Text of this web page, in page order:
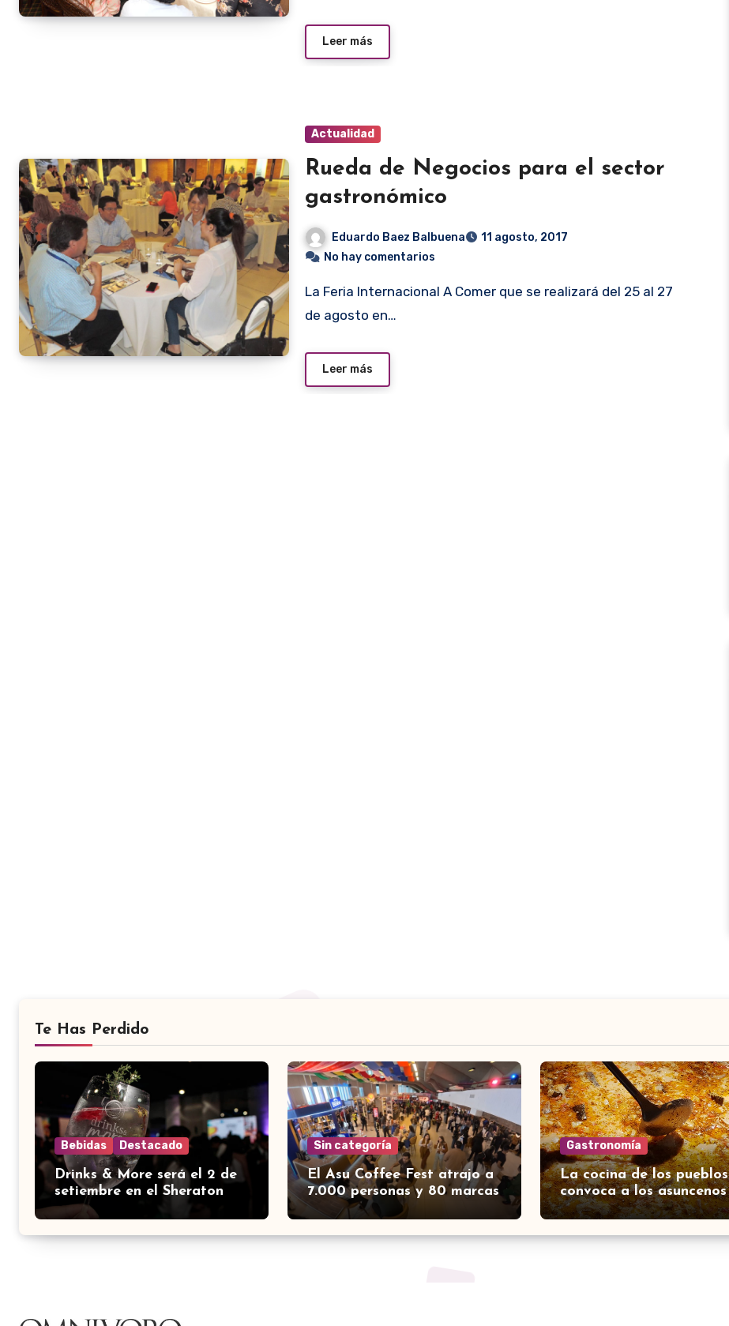
Leer más
Actualidad
Rueda de Negocios para el sector
gastronómico
Eduardo Baez Balbuena
11 agosto, 2017
No hay comentarios
La Feria Internacional A Comer que se realizará del 25 al 27
de agosto en…
Leer más
Te Has Perdido
Bebidas Destacado
Drinks & More será el 2 de
setiembre en el Sheraton
Sin categoría
El Asu Coffee Fest atrajo a
7.000 personas y 80 marcas
Gastronomía
La cocina de los pueblos
convoca a los asuncenos